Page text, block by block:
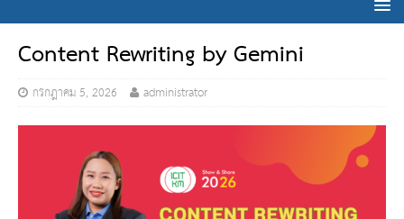
Content Rewriting by Gemini
กรกฎาคม 5, 2026 administrator